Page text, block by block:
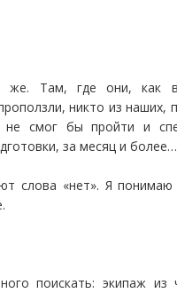
же. Там, где они, как
никто из наших,
не смог бы пройти и
за месяц и
слова «нет». Я
поискать: экипаж из